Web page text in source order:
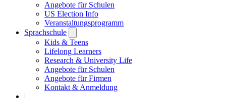
Angebote für Schulen
US Election Info
Veranstaltungsprogramm
Sprachschule
submenu
Kids & Teens
Lifelong Learners
Research & University Life
Angebote für Schulen
Angebote für Firmen
Kontakt & Anmeldung
|